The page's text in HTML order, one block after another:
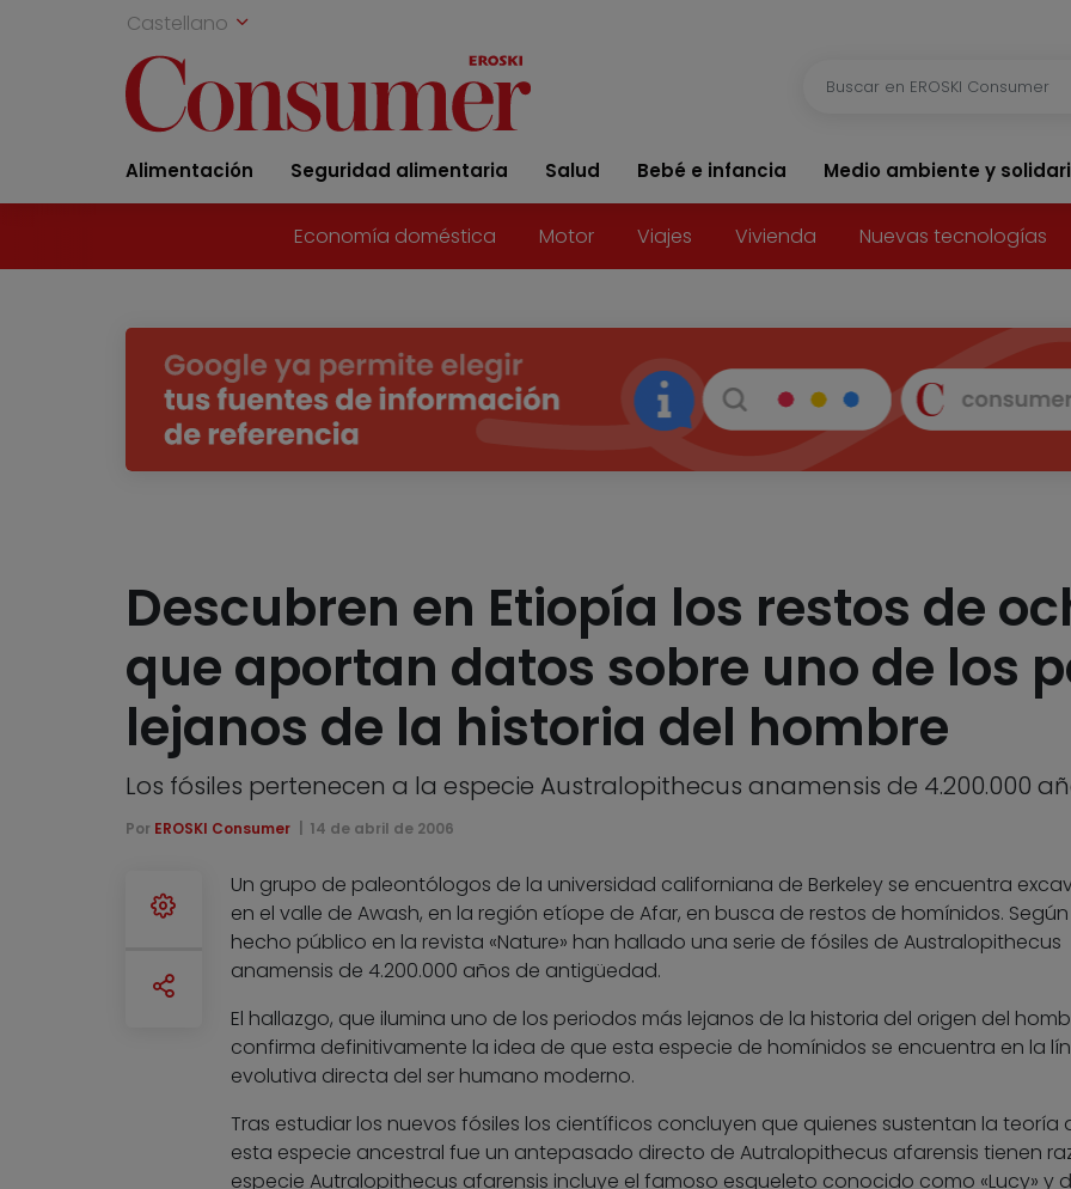
Castellano
Alimentación Seguridad alimentaria Salud Bebé e infancia Medio ambiente y
Economía doméstica Motor Viajes Vivienda Nuevas tecnologías
Descubren en Etiopía los restos de
que aportan datos sobre uno de los
lejanos de la historia del hombre
Los fósiles pertenecen a la especie Australopithecus anamensis de 4.200.000
Por EROSKI Consumer 14 de abril de 2006
Un grupo de paleontólogos de la universidad californiana de Berkeley se encuentra
en el valle de Awash, en la región etíope de Afar, en busca de restos de homínidos.
hecho público en la revista «Nature» han hallado una serie de fósiles de Australopithecus
anamensis de 4.200.000 años de antigüedad.
El hallazgo, que ilumina uno de los periodos más lejanos de la historia del origen del
confirma definitivamente la idea de que esta especie de homínidos se encuentra en la
evolutiva directa del ser humano moderno.
Tras estudiar los nuevos fósiles los científicos concluyen que quienes sustentan la teoría
esta especie ancestral fue un antepasado directo de Autralopithecus afarensis tienen
especie Autralopithecus afarensis incluye el famoso esqueleto conocido como «Lucy» y